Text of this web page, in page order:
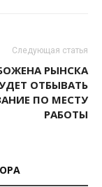
Следующая статья
РЫНСКА
ОТБЫВАТЬ
ПО МЕСТУ
РАБОТЫ